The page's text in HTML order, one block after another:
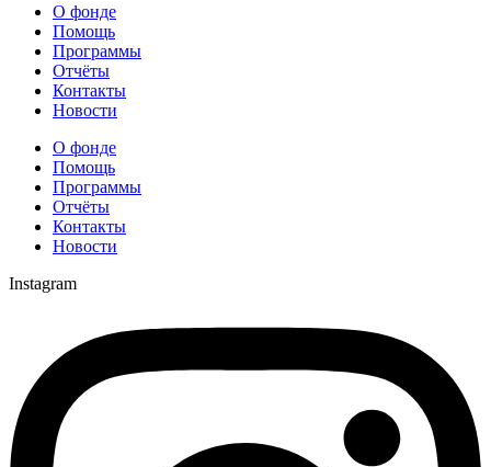
О фонде
Помощь
Программы
Отчёты
Контакты
Новости
О фонде
Помощь
Программы
Отчёты
Контакты
Новости
Instagram